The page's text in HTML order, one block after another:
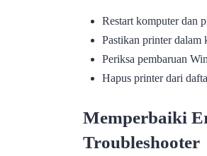
Restart komputer dan
Pastikan printer dalam
Periksa pembaruan
Hapus printer dari
Memperbaiki
Troubleshooter